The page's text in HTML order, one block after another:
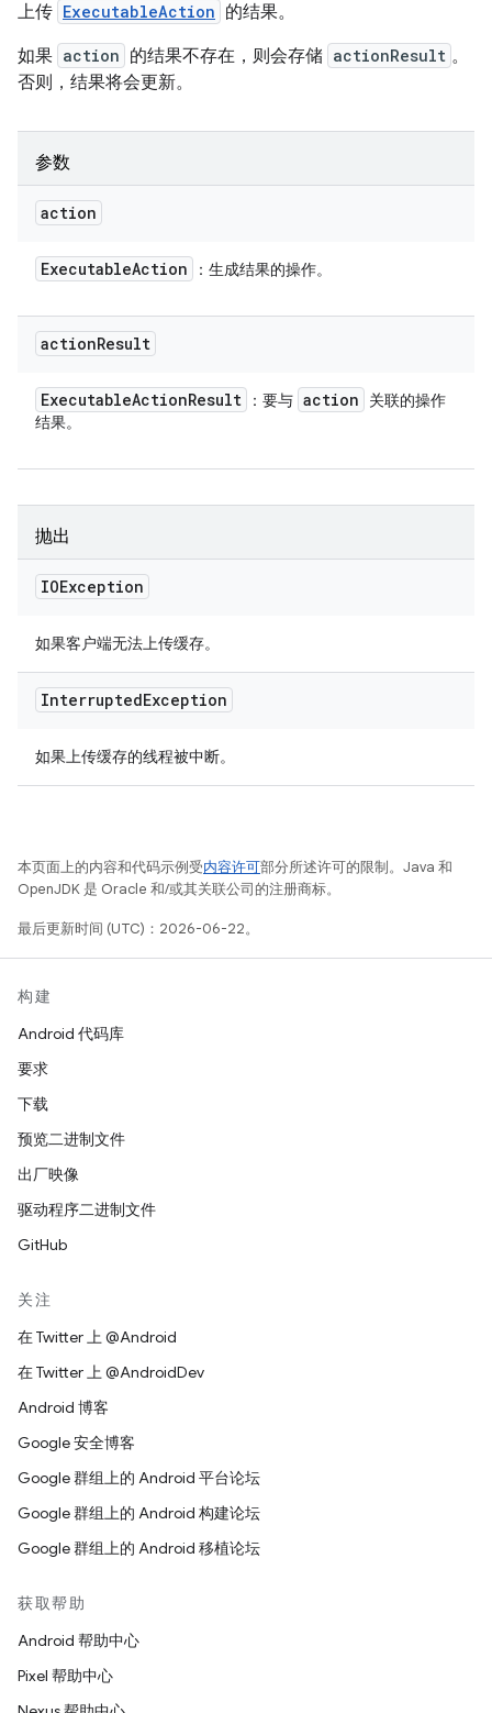
上传 ExecutableAction 的结果。
如果 action 的结果不存在，则会存储 actionResult 。
否则，结果将会更新。
参数
action
ExecutableAction ：生成结果的操作。
actionResult
ExecutableActionResult ：要与 action
关联的操作
结果。
抛出
IOException
如果客户端无法上传缓存。
InterruptedException
如果上传缓存的线程被中断。
本页面上的内容和代码示例受内容许可部分所述许可的限制。Java 和
OpenJDK 是 Oracle 和/或其关联公司的注册商标。
最后更新时间 (UTC)：2026-06-22。
构建
Android 代码库
要求
下载
预览二进制文件
出厂映像
驱动程序二进制文件
GitHub
关注
在 Twitter 上 @Android
在 Twitter 上 @AndroidDev
Android 博客
Google 安全博客
Google 群组上的 Android 平台论坛
Google 群组上的 Android 构建论坛
Google 群组上的 Android 移植论坛
获取帮助
Android 帮助中心
Pixel 帮助中心